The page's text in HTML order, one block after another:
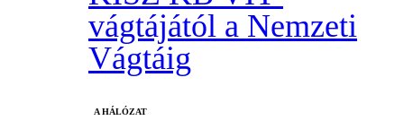
vágtájától a Nemzeti
Vágtáig
A HÁLÓZAT